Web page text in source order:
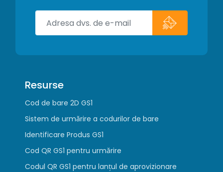
Resurse
Cod de bare 2D GS1
Sistem de urmărire a codurilor de bare
Identificare Produs GS1
Cod QR GS1 pentru urmărire
Codul QR GS1 pentru lanțul de aprovizionare